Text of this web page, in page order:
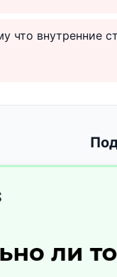
что внутренние